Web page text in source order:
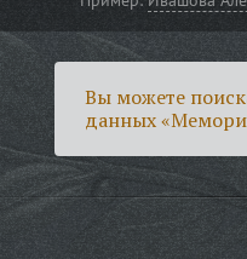
Вы можете
данных